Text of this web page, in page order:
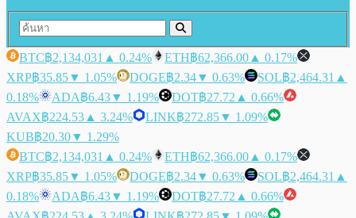
BTC฿2,134,031 ▲ 0.24% ETH฿62,366.00 ▲ 0.17%
XRP฿35.85▼ 1.05% DOGE฿2.34▼ 0.63% SOL฿2,464.31 ▲
0.18%
ADA฿6.43▼ 1.19% DOT฿27.72 ▲ 0.66%
AVAX฿224.53 ▲ 3.24% LINK฿272.85▼ 1.09%
KUB฿20.30▼ 1.29%
BTC฿2,134,031 ▲ 0.24% ETH฿62,366.00 ▲ 0.17%
XRP฿35.85▼ 1.05% DOGE฿2.34▼ 0.63% SOL฿2,464.31 ▲
0.18%
ADA฿6.43▼ 1.19% DOT฿27.72 ▲ 0.66%